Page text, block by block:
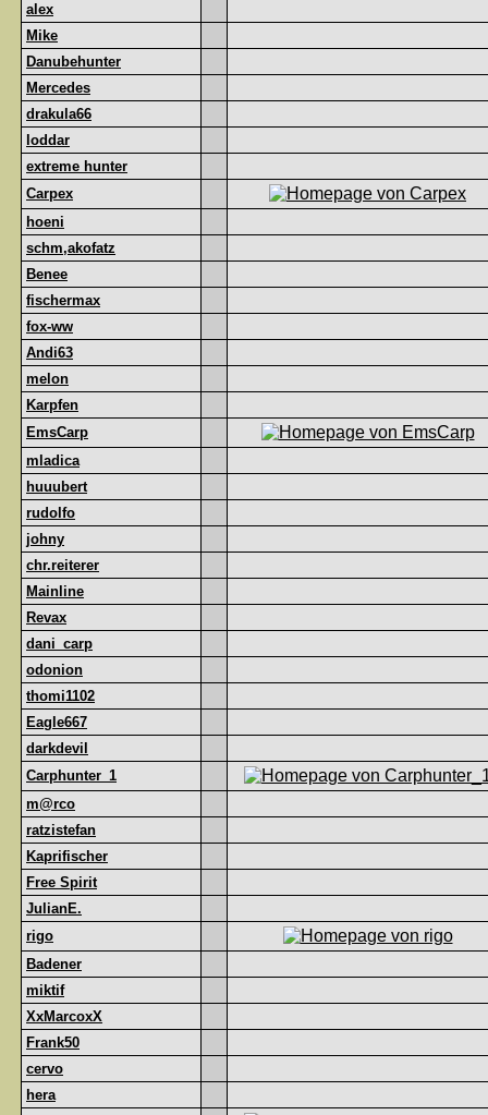
alex
Mike
Danubehunter
Mercedes
drakula66
loddar
extreme hunter
Carpex
hoeni
schm,akofatz
Benee
fischermax
fox-ww
Andi63
melon
Karpfen
EmsCarp
mladica
huuubert
rudolfo
johny
chr.reiterer
Mainline
Revax
dani_carp
odonion
thomi1102
Eagle667
darkdevil
Carphunter_1
m@rco
ratzistefan
Kaprifischer
Free Spirit
JulianE.
rigo
Badener
miktif
XxMarcoxX
Frank50
cervo
hera